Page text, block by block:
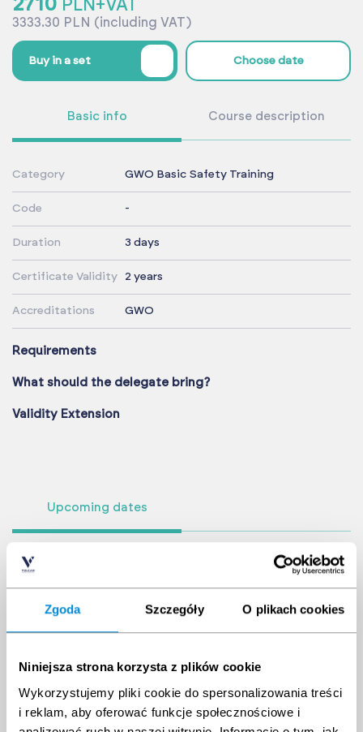
Zgoda Szczegóły O plikach cookies
Niniejsza strona korzysta z plików cookie
Wykorzystujemy pliki cookie do spersonalizowania treści
i reklam, aby oferować funkcje społecznościowe i
2710 PLN+VAT
3333.30 PLN (including VAT)
Buy in a set Choose date
Basic info Course description
Category GWO Basic Safety Training
Code -
Duration 3 days
Certificate Validity 2 years
Accreditations GWO
Requirements
What should the delegate bring?
Validity Extension
Upcoming dates
Vacant Seats